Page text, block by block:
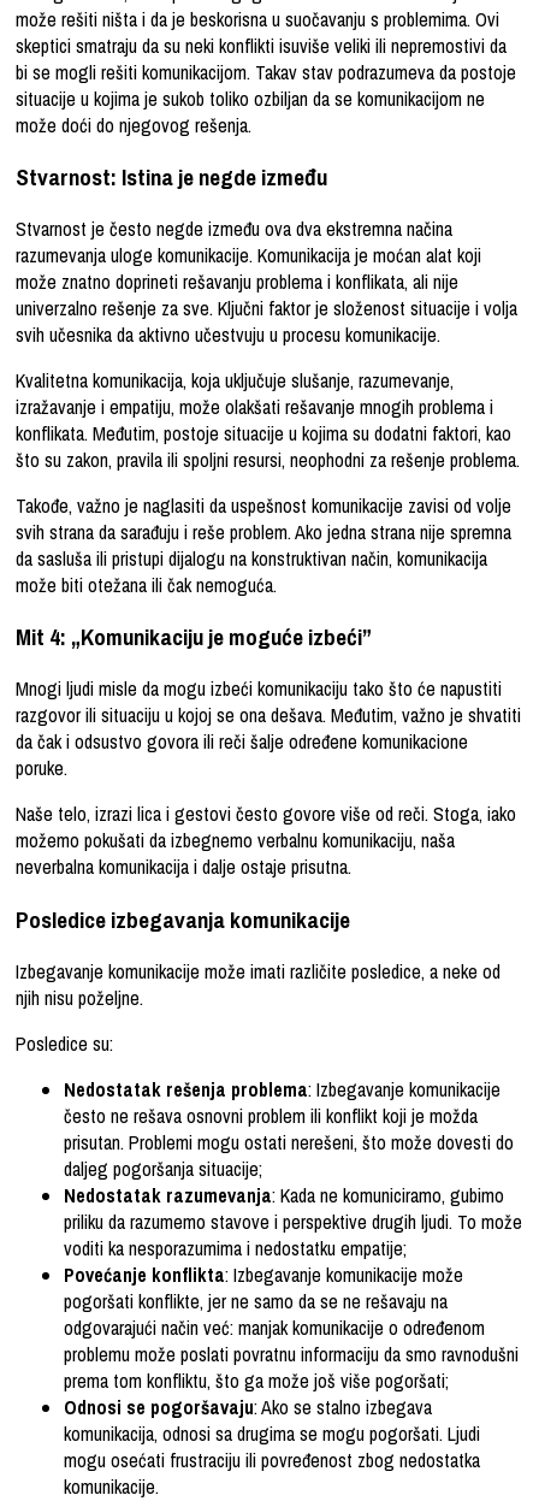
može rešiti ništa i da je beskorisna u suočavanju s problemima. Ovi
skeptici smatraju da su neki konflikti isuviše veliki ili nepremostivi da
bi se mogli rešiti komunikacijom. Takav stav podrazumeva da postoje
situacije u kojima je sukob toliko ozbiljan da se komunikacijom ne
može doći do njegovog rešenja.
Stvarnost: Istina je negde između
Stvarnost je često negde između ova dva ekstremna načina
razumevanja uloge komunikacije. Komunikacija je moćan alat koji
može znatno doprineti rešavanju problema i konflikata, ali nije
univerzalno rešenje za sve. Ključni faktor je složenost situacije i volja
svih učesnika da aktivno učestvuju u procesu komunikacije.
Kvalitetna komunikacija, koja uključuje slušanje, razumevanje,
izražavanje i empatiju, može olakšati rešavanje mnogih problema i
konflikata. Međutim, postoje situacije u kojima su dodatni faktori, kao
što su zakon, pravila ili spoljni resursi, neophodni za rešenje problema.
Takođe, važno je naglasiti da uspešnost komunikacije zavisi od volje
svih strana da sarađuju i reše problem. Ako jedna strana nije spremna
da sasluša ili pristupi dijalogu na konstruktivan način, komunikacija
može biti otežana ili čak nemoguća.
Mit 4: „Komunikaciju je moguće izbeći”
Mnogi ljudi misle da mogu izbeći komunikaciju tako što će napustiti
razgovor ili situaciju u kojoj se ona dešava. Međutim, važno je shvatiti
da čak i odsustvo govora ili reči šalje određene komunikacione
poruke.
Naše telo, izrazi lica i gestovi često govore više od reči. Stoga, iako
možemo pokušati da izbegnemo verbalnu komunikaciju, naša
neverbalna komunikacija i dalje ostaje prisutna.
Posledice izbegavanja komunikacije
Izbegavanje komunikacije može imati različite posledice, a neke od
njih nisu poželjne.
Posledice su:
Nedostatak rešenja problema: Izbegavanje komunikacije
često ne rešava osnovni problem ili konflikt koji je možda
prisutan. Problemi mogu ostati nerešeni, što može dovesti do
daljeg pogoršanja situacije;
Nedostatak razumevanja: Kada ne komuniciramo, gubimo
priliku da razumemo stavove i perspektive drugih ljudi. To može
voditi ka nesporazumima i nedostatku empatije;
Povećanje konflikta: Izbegavanje komunikacije može
pogoršati konflikte, jer ne samo da se ne rešavaju na
odgovarajući način već: manjak komunikacije o određenom
problemu može poslati povratnu informaciju da smo ravnodušni
prema tom konfliktu, što ga može još više pogoršati;
Odnosi se pogoršavaju: Ako se stalno izbegava
komunikacija, odnosi sa drugima se mogu pogoršati. Ljudi
mogu osećati frustraciju ili povređenost zbog nedostatka
komunikacije.